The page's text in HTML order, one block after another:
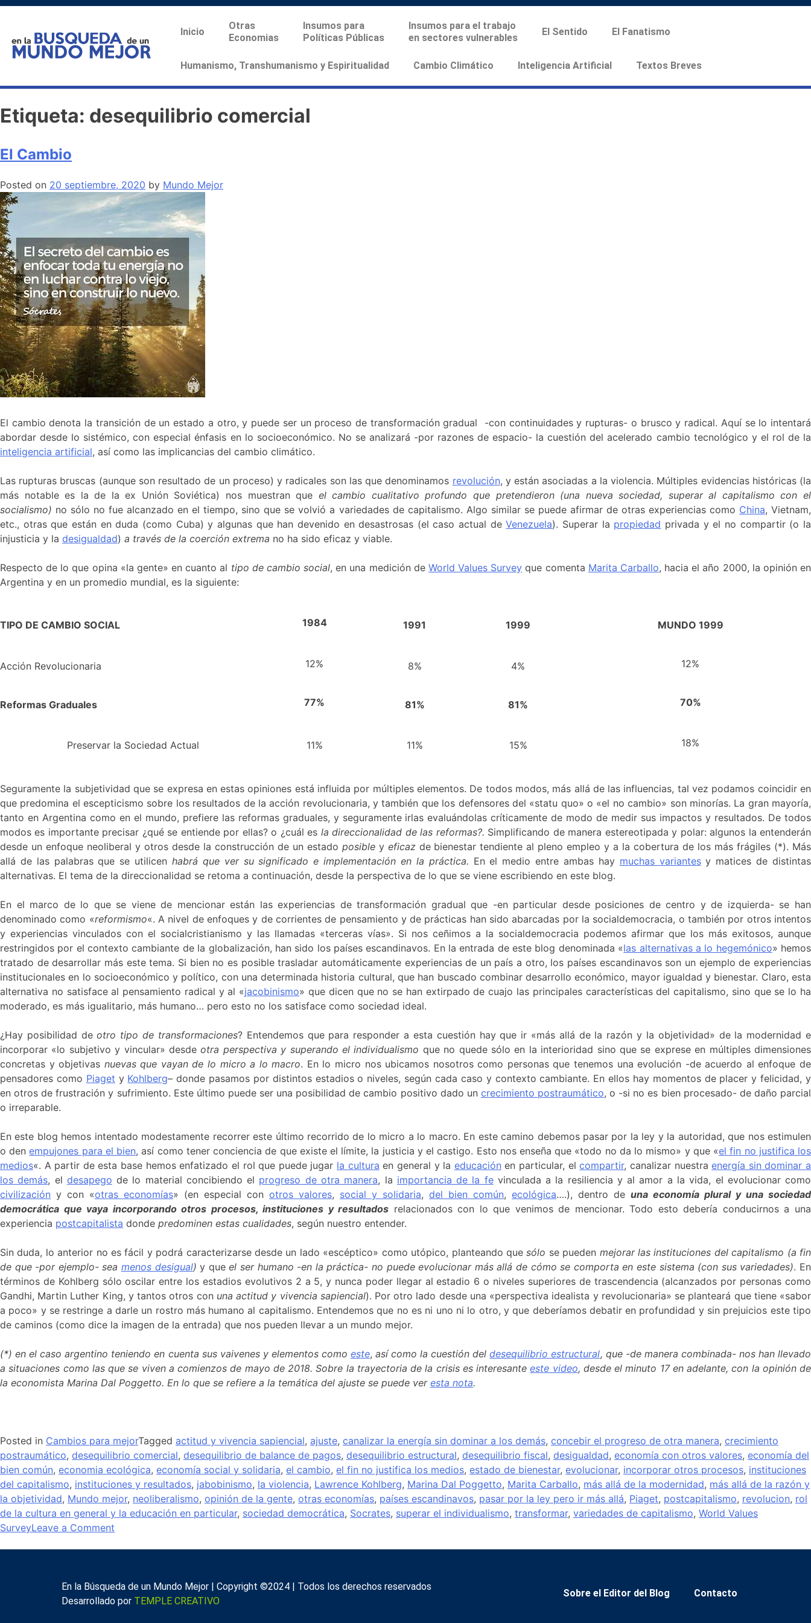
Inicio
Otras
Economias
Insumos para
Políticas Públicas
Insumos para el trabajo
en sectores vulnerables
El Sentido El Fanatismo
Humanismo, Transhumanismo y Espiritualidad Cambio Climático Inteligencia Artificial Textos Breves
Etiqueta: desequilibrio comercial
El Cambio
Posted on 20 septiembre, 2020 by Mundo Mejor
El cambio denota la transición de un estado a otro, y puede ser un proceso de transformación gradual -con continuidades y rupturas- o brusco y radical. Aquí se lo intentará
abordar desde lo sistémico, con especial énfasis en lo socioeconómico. No se analizará -por razones de espacio- la cuestión del acelerado cambio tecnológico y el rol de la
inteligencia artificial, así como las implicancias del cambio climático.
Las rupturas bruscas (aunque son resultado de un proceso) y radicales son las que denominamos revolución, y están asociadas a la violencia. Múltiples evidencias históricas (la
más notable es la de la ex Unión Soviética) nos muestran que el cambio cualitativo profundo que pretendieron (una nueva sociedad, superar al capitalismo con el
socialismo) no sólo no fue alcanzado en el tiempo, sino que se volvió a variedades de capitalismo. Algo similar se puede afirmar de otras experiencias como China, Vietnam,
etc., otras que están en duda (como Cuba) y algunas que han devenido en desastrosas (el caso actual deVenezuela). Superar la propiedad privada y el no compartir (o la
injusticia y la desigualdad) a través de la coerción extrema no ha sido eficaz y viable.
Respecto de lo que opina «la gente» en cuanto al tipo de cambio social, en una medición de World Values Survey que comenta Marita Carballo, hacia el año 2000, la opinión en
Argentina y en un promedio mundial, es la siguiente:
TIPO DE CAMBIO SOCIAL 1984 1991 1999 MUNDO 1999
Acción Revolucionaria 12% 8% 4% 12%
Reformas Graduales 77% 81% 81% 70%
Preservar la Sociedad Actual 11% 11% 15% 18%
Seguramente la subjetividad que se expresa en estas opiniones está influida por múltiples elementos. De todos modos, más allá de las influencias, tal vez podamos coincidir en
que predomina el escepticismo sobre los resultados de la acción revolucionaria, y también que los defensores del «statu quo» o «el no cambio» son minorías. La gran mayoría,
tanto en Argentina como en el mundo, prefiere las reformas graduales, y seguramente irlas evaluándolas críticamente de modo de medir sus impactos y resultados. De todos
modos es importante precisar ¿qué se entiende por ellas? o ¿cuál es la direccionalidad de las reformas?. Simplificando de manera estereotipada y polar: algunos la entenderán
desde un enfoque neoliberal y otros desde la construcción de un estado posibley eficaz de bienestar tendiente al pleno empleo y a la cobertura de los más frágiles (*). Más
allá de las palabras que se utilicen habrá que ver su significado e implementación en la práctica. En el medio entre ambas hay muchas variantesy matices de distintas
alternativas. El tema de la direccionalidad se retoma a continuación, desde la perspectiva de lo que se viene escribiendo en este blog.
En el marco de lo que se viene de mencionar están las experiencias de transformación gradual que -en particular desde posiciones de centro y de izquierda- se han
denominado como «reformismo«. A nivel de enfoques y de corrientes de pensamiento y de prácticas han sido abarcadas por la socialdemocracia, o también por otros intentos
y experiencias vinculados con el socialcristianismo y las llamadas «terceras vías». Si nos ceñimos a la socialdemocracia podemos afirmar que los más exitosos, aunque
restringidos por el contexto cambiante de la globalización, han sido los países escandinavos. En la entrada de este blog denominada «las alternativas a lo hegemónico» hemos
tratado de desarrollar más este tema. Si bien no es posible trasladar automáticamente experiencias de un país a otro, los países escandinavos son un ejemplo de experiencias
institucionales en lo socioeconómico y político, con una determinada historia cultural, que han buscado combinar desarrollo económico, mayor igualdad y bienestar. Claro, esta
alternativa no satisface al pensamiento radical y al «jacobinismo» que dicen que no se han extirpado de cuajo las principales características del capitalismo, sino que se lo ha
moderado, es más igualitario, más humano… pero esto no los satisface como sociedad ideal.
¿Hay posibilidad deotro tipo de transformaciones? Entendemos que para responder a esta cuestión hay que ir «más allá de la razón y la objetividad» de la modernidad e
incorporar «lo subjetivo y vincular» desdeotra perspectiva y superando el individualismo que no quede sólo en la interioridad sino que se exprese en múltiples dimensiones
concretas y objetivas nuevas que vayan de lo micro a lo macro. En lo micro nos ubicamos nosotros como personas que tenemos una evolución -de acuerdo al enfoque de
pensadores como Piaget y Kohlberg– donde pasamos por distintos estadios o niveles, según cada caso y contexto cambiante. En ellos hay momentos de placer y felicidad, y
en otros de frustración y sufrimiento. Este último puede ser una posibilidad de cambio positivo dado un crecimiento postraumático, o -si no es bien procesado- de daño parcial
o irreparable.
En este blog hemos intentado modestamente recorrer este último recorrido de lo micro a lo macro. En este camino debemos pasar por la ley y la autoridad, que nos estimulen
o denempujones para el bien, así como tener conciencia de que existe el límite, la justicia y el castigo. Esto nos enseña que «todo no da lo mismo» y que «el fin no justifica los
medios«. A partir de esta base hemos enfatizado el rol que puede jugar la cultura en general y la educación en particular, elcompartir, canalizar nuestraenergía sin dominar a
los demás, el desapego de lo material concibiendo el progreso de otra manera, la importancia de la fevinculada a la resiliencia y al amor a la vida, el evolucionar como
civilización y con «otras economías» (en especial con otros valores, social y solidaria, del bien común, ecológica….), dentro de una economía plural y una sociedad
democrática que vaya incorporando otros procesos, instituciones y resultados relacionados con lo que venimos de mencionar. Todo esto debería conducirnos a una
experiencia postcapitalista donde predominen estas cualidades, según nuestro entender.
Sin duda, lo anterior no es fácil y podrá caracterizarse desde un lado «escéptico» como utópico, planteando quesólo se pueden mejorar las instituciones del capitalismo (a fin
de que -por ejemplo- sea menos desigual)y queel ser humano -en la práctica- no puede evolucionar más allá de cómo se comporta en este sistema (con sus variedades). En
términos de Kohlberg sólo oscilar entre los estadios evolutivos 2 a 5, y nunca poder llegar al estadio 6 o niveles superiores de trascendencia (alcanzados por personas como
Gandhi, Martin Luther King, y tantos otros con una actitud y vivencia sapiencial). Por otro lado desde una «perspectiva idealista y revolucionaria» se planteará que tiene «sabor
a poco» y se restringe a darle un rostro más humano al capitalismo. Entendemos que no es ni uno ni lo otro, y que deberíamos debatir en profundidad y sin prejuicios este tipo
de caminos (como dice la imagen de la entrada) que nos pueden llevar a un mundo mejor.
(*) en el caso argentino teniendo en cuenta sus vaivenes y elementos como este,así como la cuestión deldesequilibrio estructural, que -de manera combinada- nos han llevado
a situaciones como las que se viven a comienzos de mayo de 2018. Sobre la trayectoria de la crisis es interesanteeste video, desde el minuto 17 en adelante, con la opinión de
la economista Marina Dal Poggetto. En lo que se refiere a la temática del ajuste se puede ver esta nota.
Posted in Cambios para mejorTagged actitud y vivencia sapiencial, ajuste, canalizar la energía sin dominar a los demás, concebir el progreso de otra manera, crecimiento
postraumático, desequilibrio comercial, desequilibrio de balance de pagos, desequilibrio estructural, desequilibrio fiscal, desigualdad, economía con otros valores, economía del
bien común, economia ecológica, economía social y solidaria, el cambio, el fin no justifica los medios, estado de bienestar, evolucionar, incorporar otros procesos, instituciones
del capitalismo, instituciones y resultados, jabobinismo, la violencia, Lawrence Kohlberg, Marina Dal Poggetto, Marita Carballo, más allá de la modernidad, más allá de la razón y
la objetividad, Mundo mejor, neoliberalismo, opinión de la gente, otras economías, países escandinavos, pasar por la ley pero ir más allá, Piaget, postcapitalismo, revolucion, rol
de la cultura en general y la educación en particular, sociedad democrática, Socrates, superar el individualismo, transformar, variedades de capitalismo, World Values
SurveyLeave a Comment
En la Búsqueda de un Mundo Mejor | Copyright ©2024 | Todos los derechos reservados
Desarrollado por TEMPLE CREATIVO
Sobre el Editor del Blog Contacto